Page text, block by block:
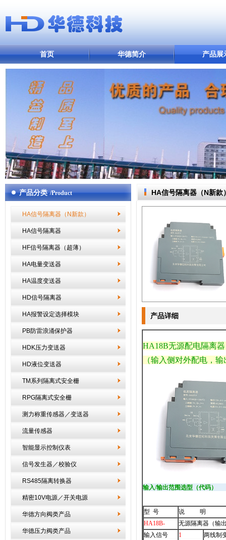
首页 华德简介 产品展
产品分类 /Product
HA信号隔离器（N新款）
HA信号隔离器
HF信号隔离器（超薄）
HA电量变送器
HA温度变送器
HD信号隔离器
HA报警设定选择模块
PB防雷浪涌保护器
HDK压力变送器
HD液位变送器
TM系列隔离式安全栅
RPG隔离式安全栅
测力称重传感器／变送器
流量传感器
智能显示控制仪表
信号发生器／校验仪
RS485隔离转换器
精密10V电源／开关电源
华德方向阀类产品
华德压力阀类产品
HA信号隔离器（N新款
产品详细
HA18B无源配电隔离
（输入侧对外配电，
输入/输出范围选型（代码）
型 号
说 明
HA18B-
无源隔离器（输
输入信号
1 两线制